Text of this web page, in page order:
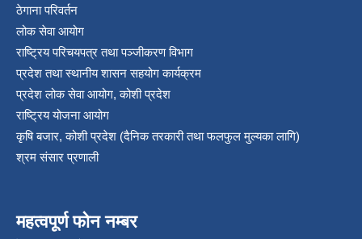
ठेगाना परिवर्तन
लोक सेवा आयोग
राष्ट्रिय परिचयपत्र तथा पञ्‍जीकरण विभाग
प्रदेश तथा स्थानीय शासन सहयोग कार्यक्रम
प्रदेश लोक सेवा आयोग, कोशी प्रदेश
राष्ट्रिय योजना आयोग
कृषि बजार, कोशी प्रदेश (दैनिक तरकारी तथा फलफुल मुल्यका लागि)
श्रम संसार प्रणाली
महत्वपूर्ण फोन नम्बर